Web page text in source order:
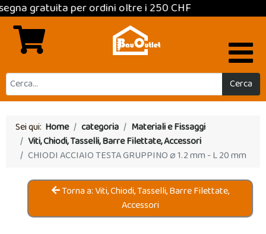
gratuita per ordini oltre i 250 CHF
Cerca
Sei qui: Home categoria
Materiali e Fissaggi
Viti, Chiodi, Tasselli, Barre Filettate, Accessori
CHIODI ACCIAIO TESTA GRUPPINO ⌀ 1.2 mm - L 20 mm
Torna a: Viti, Chiodi, Tasselli, Barre Filettate,
Accessori